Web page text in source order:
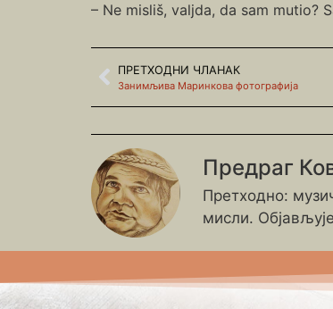
– Ne misliš, valjda, da sam mutio?
ПРЕТХОДНИ ЧЛАНАК
Занимљива Маринкова фотографија
Предраг
Претходно:
мисли.